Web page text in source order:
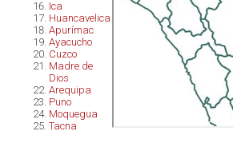
Ica
Huancavelica
Apurímac
Ayacucho
Cuzco
Madre de
Dios
Arequipa
Puno
Moquegua
Tacna